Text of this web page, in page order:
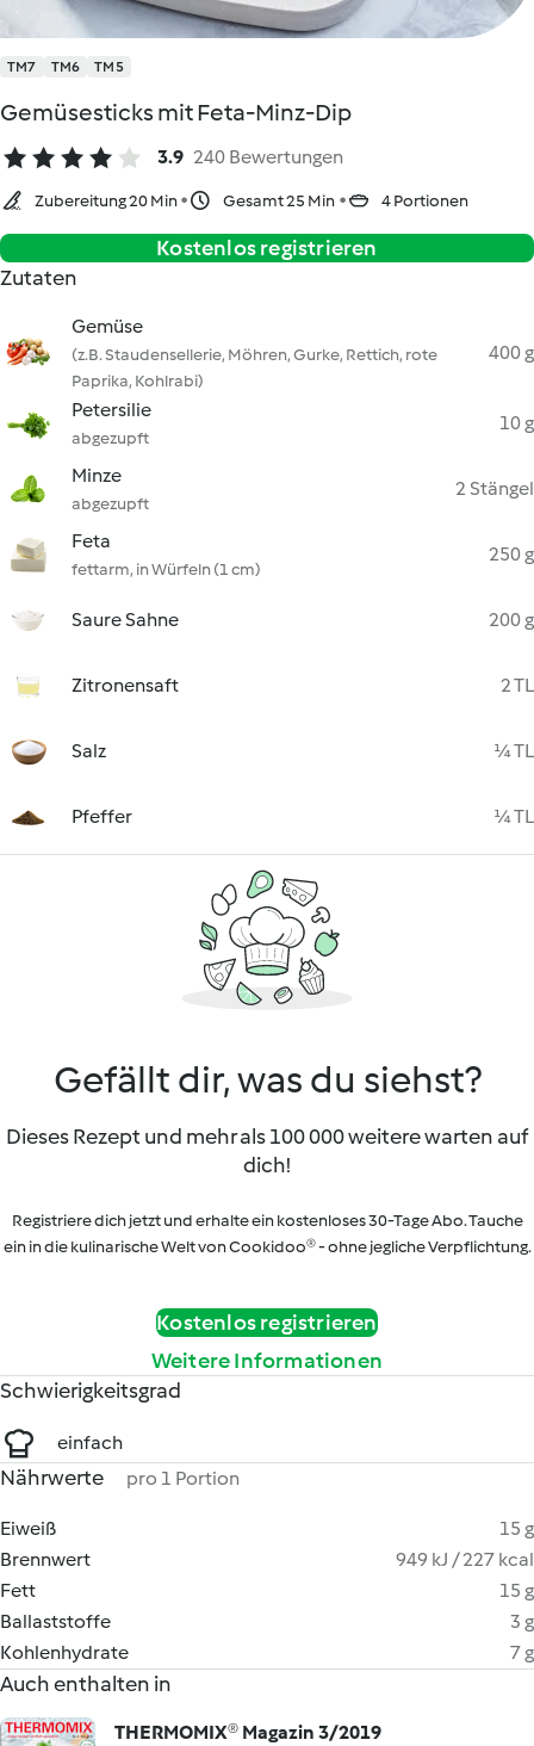
TM7 TM6 TM5
Gemüsesticks mit Feta-Minz-Dip
3.9 240 Bewertungen
Zubereitung 20 Min Gesamt 25 Min 4 Portionen
Kostenlos registrieren
Zutaten
Gemüse
(z.B. Staudensellerie, Möhren, Gurke, Rettich, rote
Paprika, Kohlrabi)
400 g
Petersilie
abgezupft
10 g
Minze
abgezupft
2 Stängel
Feta
fettarm, in Würfeln (1 cm)
250 g
Saure Sahne 200 g
Zitronensaft 2 TL
Salz ¼ TL
Pfeffer ¼ TL
Gefällt dir, was du siehst?
Dieses Rezept und mehr als 100 000 weitere warten auf
dich!
Registriere dich jetzt und erhalte ein kostenloses 30-Tage Abo. Tauche
ein in die kulinarische Welt von Cookidoo® - ohne jegliche Verpflichtung.
Kostenlos registrieren
Weitere Informationen
Schwierigkeitsgrad
einfach
Nährwerte pro 1 Portion
Eiweiß
15 g
Brennwert
949 kJ / 227 kcal
Fett
15 g
Ballaststoffe
3 g
Kohlenhydrate
7 g
Auch enthalten in
THERMOMIX® Magazin 3/2019